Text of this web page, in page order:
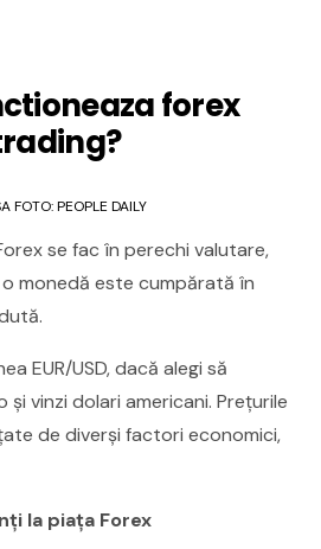
forex
FOTO: PEOPLE DAILY
se fac în perechi valutare,
monedă este cumpărată în
EUR/USD, dacă alegi să
și vinzi dolari americani. Prețurile
de diverși factori economici,
la piața Forex